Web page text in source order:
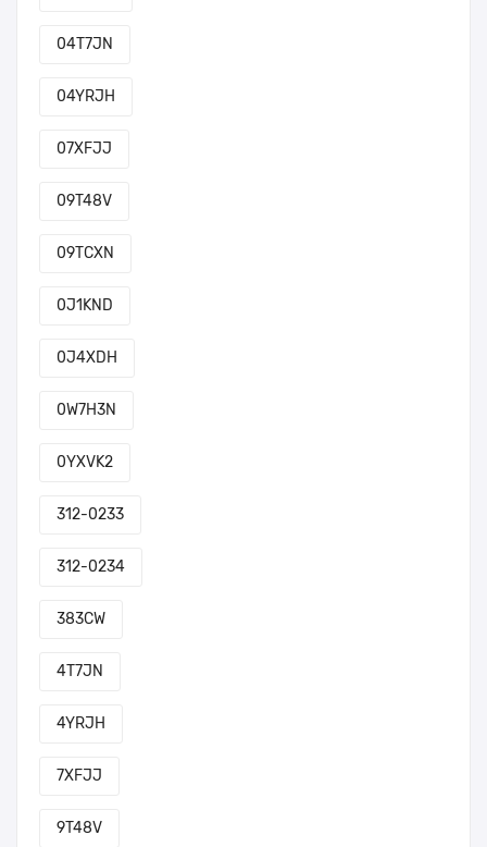
04T7JN
04YRJH
07XFJJ
09T48V
09TCXN
0J1KND
0J4XDH
0W7H3N
0YXVK2
312-0233
312-0234
383CW
4T7JN
4YRJH
7XFJJ
9T48V